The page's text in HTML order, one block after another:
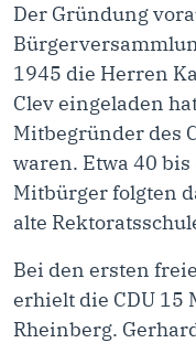
Der Gründung
1945 die Herren
Clev eingeladen
Mitbegründer des
waren. Etwa 40
Mitbürger folgten
alte
Bei den ersten
erhielt die CDU 15
Rheinberg.